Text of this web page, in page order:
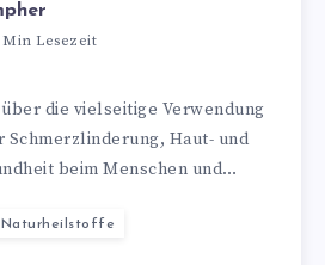
Min Lesezeit
die vielseitige Verwendung
Schmerzlinderung, Haut- und
beim Menschen und…
Naturheilstoffe